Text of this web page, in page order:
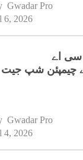
Gwadar Pro
6, 2026
سی اے
نے چیمپئن شپ جیت
Gwadar Pro
4, 2026